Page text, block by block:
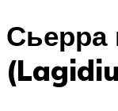
Сьерра